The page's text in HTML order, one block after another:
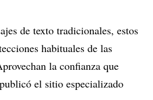
de texto tradicionales, estos
habituales de las
la confianza que
el sitio especializado